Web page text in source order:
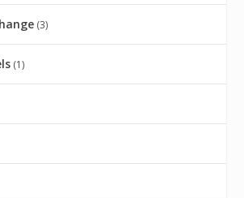
(3)
(1)